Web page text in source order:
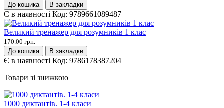
До кошика
В закладки
Є в наявності Код: 9789661089487
Великий тренажер для розумників 1 клас
170.00 грн.
До кошика
В закладки
Є в наявності Код: 9786178387204
Товари зі знижкою
1000 диктантів. 1-4 класи